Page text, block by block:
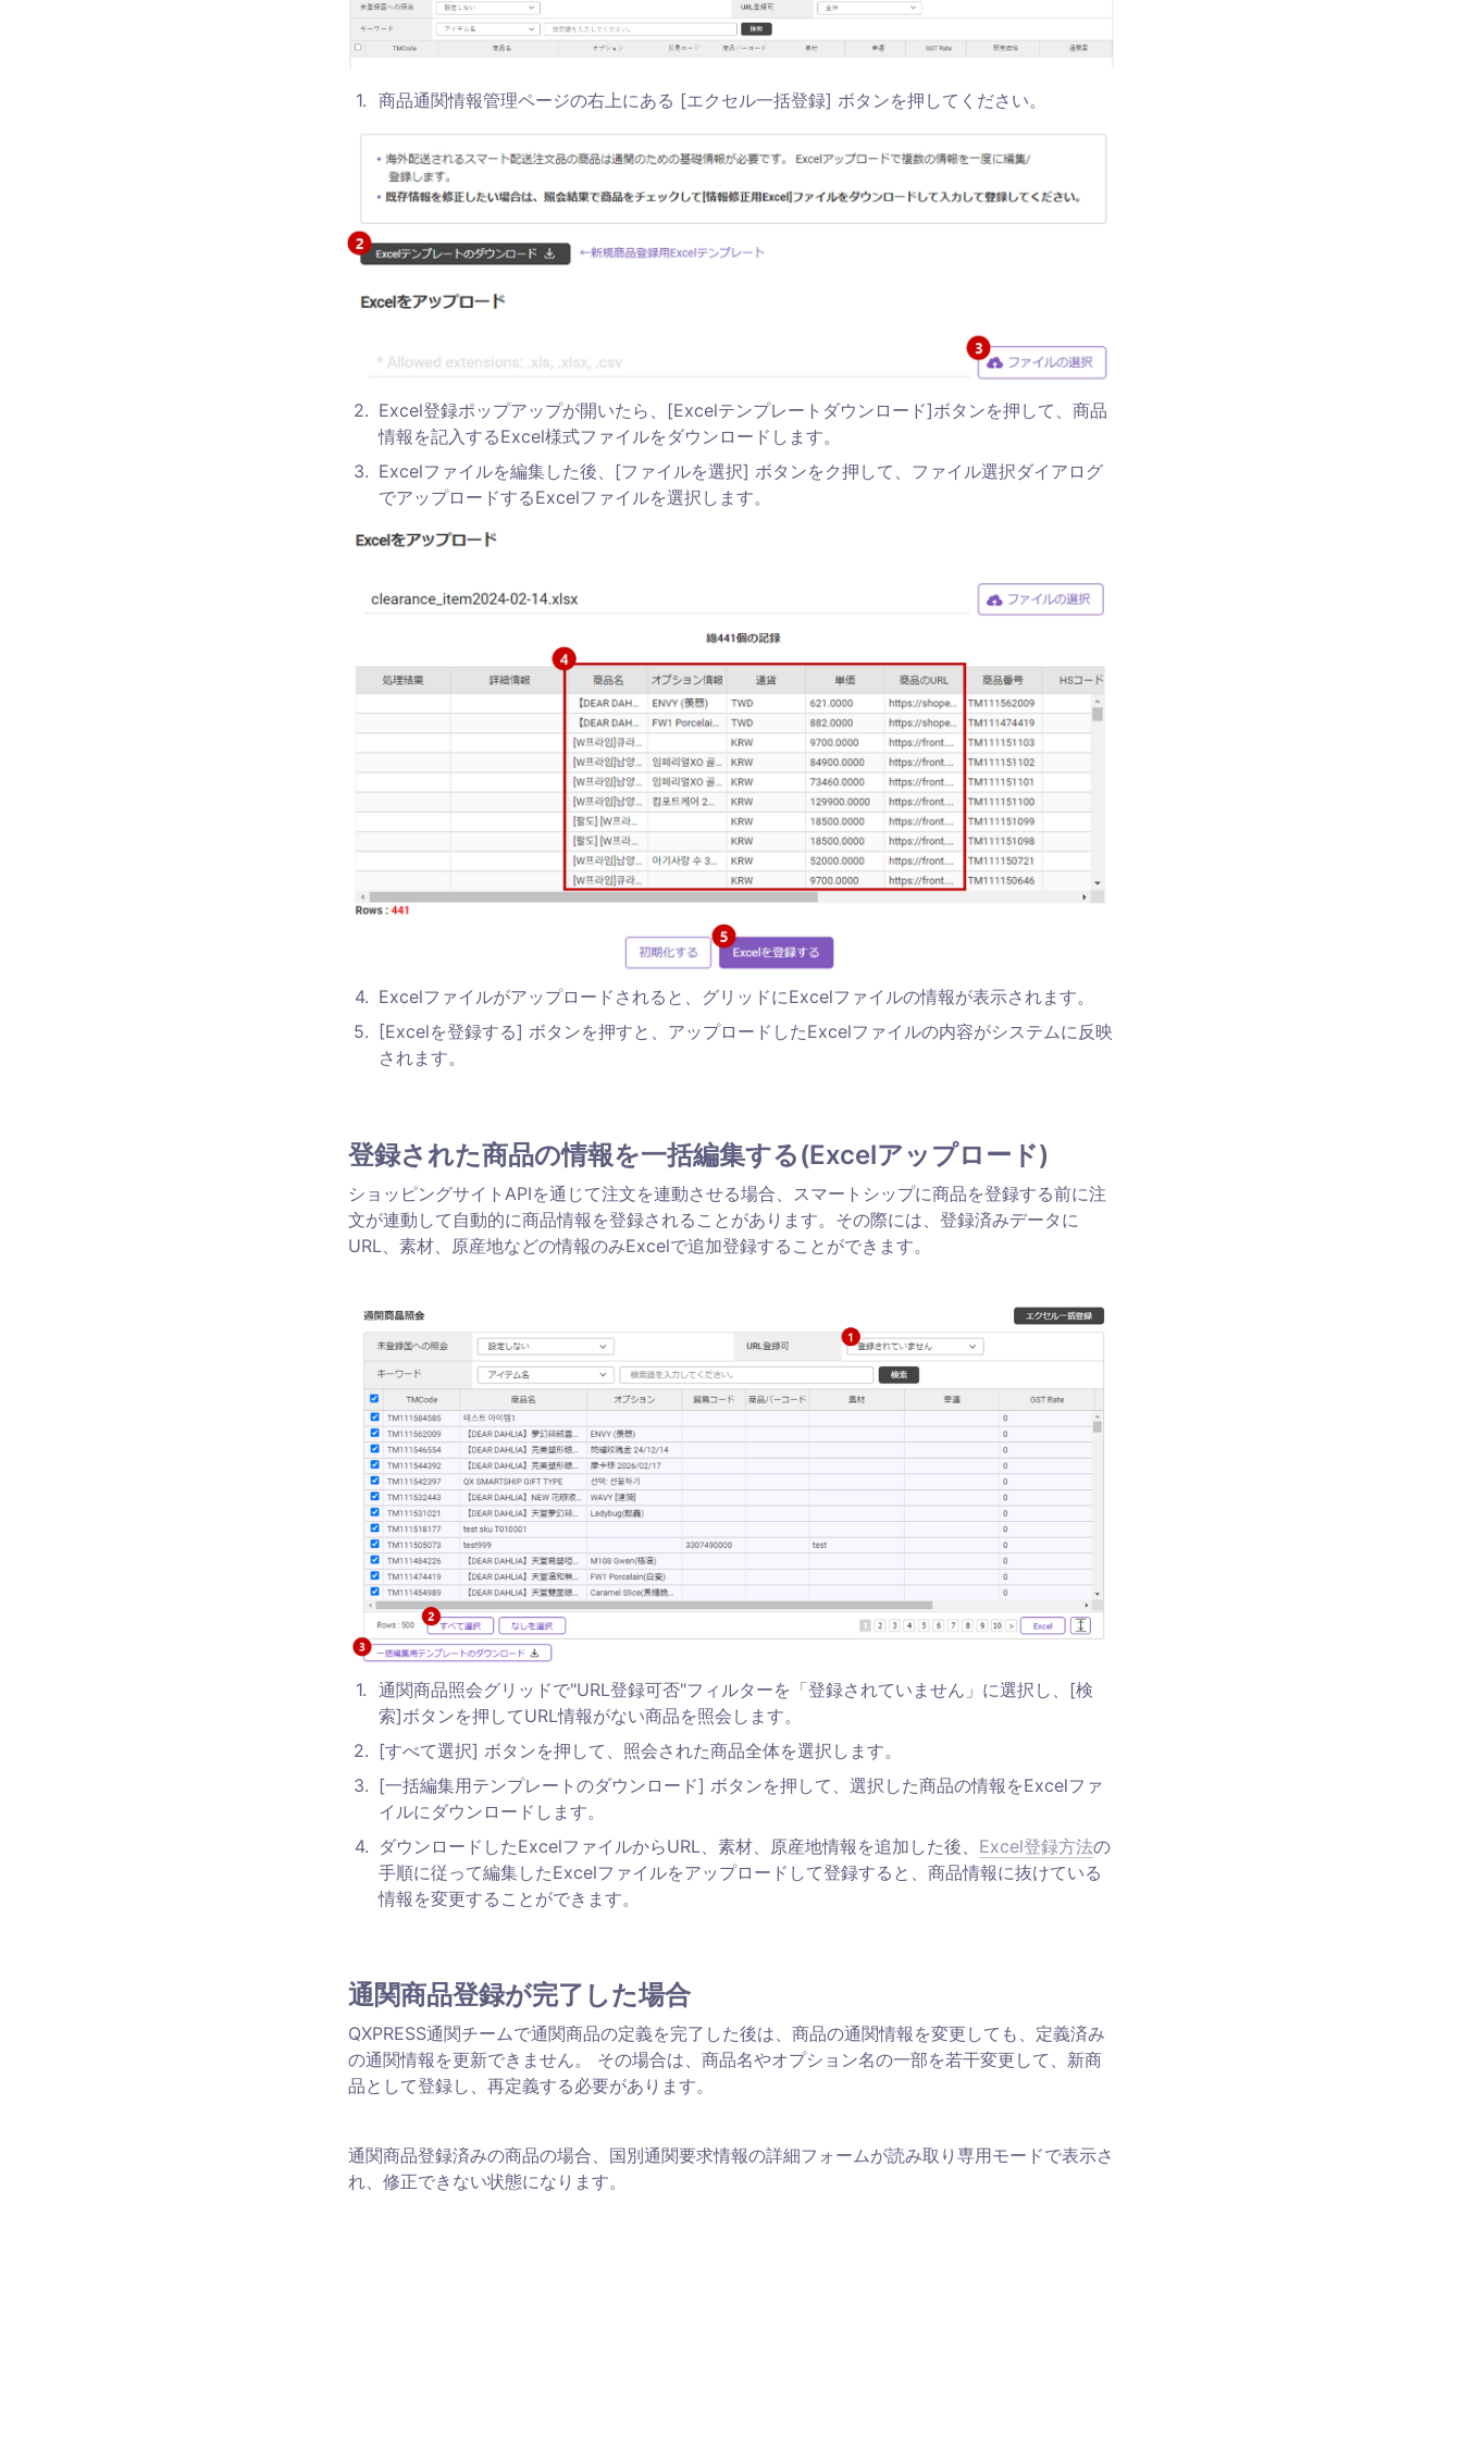
1. 商品通関情報管理ページの右上にある [エクセル一括登録] ボタンを押してください。
2. Excel登録ポップアップが開いたら、[Excelテンプレートダウンロード]ボタンを押して、商品
情報を記入するExcel様式ファイルをダウンロードします。
3. Excelファイルを編集した後、[ファイルを選択] ボタンをク押して、ファイル選択ダイアログ
でアップロードするExcelファイルを選択します。
4. Excelファイルがアップロードされると、グリッドにExcelファイルの情報が表示されます。
5.
[Excelを登録する] ボタンを押すと、アップロードしたExcelファイルの内容がシステムに反映
されます。
登録された商品の情報を一括編集する(Excelアップロード)
ショッピングサイトAPIを通じて注文を連動させる場合、スマートシップに商品を登録する前に注
文が連動して自動的に商品情報を登録されることがあります。その際には、登録済みデータに
URL、素材、原産地などの情報のみExcelで追加登録することができます。
1. 通関商品照会グリッドで"URL登録可否"フィルターを「登録されていません」に選択し、[検
索]ボタンを押してURL情報がない商品を照会します。
2. [すべて選択] ボタンを押して、照会された商品全体を選択します。
3. [一括編集用テンプレートのダウンロード] ボタンを押して、選択した商品の情報をExcelファ
イルにダウンロードします。
4. ダウンロードしたExcelファイルからURL、素材、原産地情報を追加した後、 Excel登録方法の
手順に従って編集したExcelファイルをアップロードして登録すると、商品情報に抜けている
情報を変更することができます。
通関商品登録が完了した場合
QXPRESS通関チームで通関商品の定義を完了した後は、商品の通関情報を変更しても、定義済み
の通関情報を更新できません。 その場合は、商品名やオプション名の一部を若干変更して、新商
品として登録し、再定義する必要があります。
通関商品登録済みの商品の場合、国別通関要求情報の詳細フォームが読み取り専用モードで表示さ
れ、修正できない状態になります。